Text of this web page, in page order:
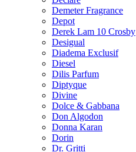
Demeter Fragrance
Depot
Derek Lam 10 Crosby
Desigual
Diadema Exclusif
Diesel
Dilis Parfum
Diptyque
Divine
Dolce & Gabbana
Don Algodon
Donna Karan
Dorin
Dr. Gritti